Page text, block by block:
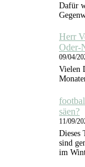
Dafür
Herr
Oder-
09/04/
Vielen
säen?
11/09/
Dieses
sind
im